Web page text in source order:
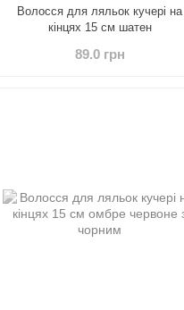
Волосся для ляльок кучері на
кінцях 15 см шатен
89.0 грн